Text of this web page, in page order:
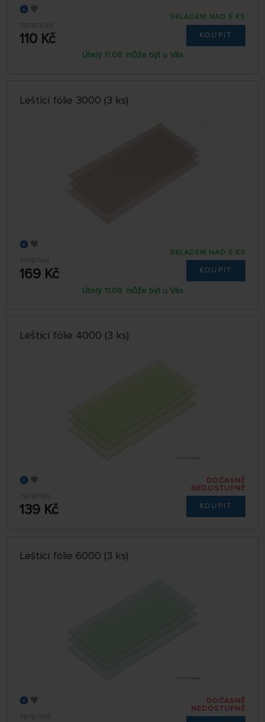
79787038
110 Kč
SKLADEM NAD 5 KS
KOUPIT
Úterý 11.08. může být u Vás
Leštící fólie 3000 (3 ks)
79787144
169 Kč
SKLADEM NAD 5 KS
KOUPIT
Úterý 11.08. může být u Vás
Leštící fólie 4000 (3 ks)
79787185
139 Kč
DOČASNĚ
NEDOSTUPNÉ
KOUPIT
Leštící fólie 6000 (3 ks)
79787186
DOČASNĚ
NEDOSTUPNÉ